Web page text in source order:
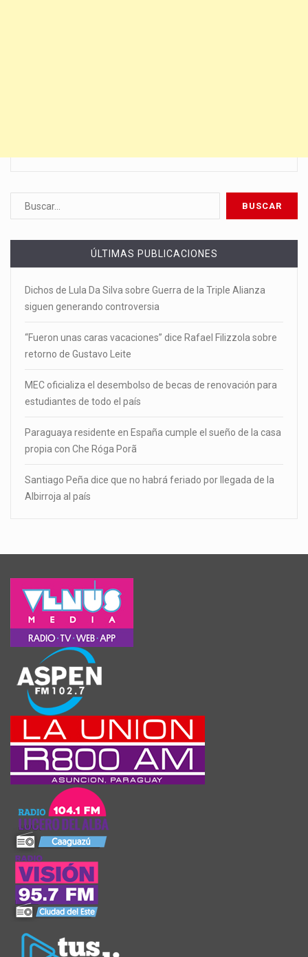
ÚLTIMAS PUBLICACIONES
Dichos de Lula Da Silva sobre Guerra de la Triple Alianza
siguen generando controversia
“Fueron unas caras vacaciones” dice Rafael Filizzola sobre
retorno de Gustavo Leite
MEC oficializa el desembolso de becas de renovación para
estudiantes de todo el país
Paraguaya residente en España cumple el sueño de la casa
propia con Che Róga Porã
Santiago Peña dice que no habrá feriado por llegada de la
Albirroja al país